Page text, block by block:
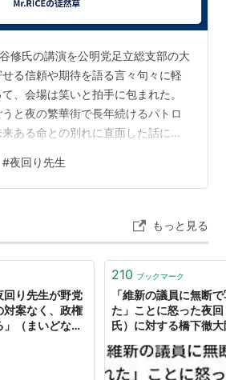
修氏の講演を公明党足立総支部の大
る信頼や期待を語る言々句々に軽
、会場は笑いと拍手に包まれた。
と夜の繁華街で長年続けるパトロ
ある命との別れに直面した話に涙
だった。 公明党は「国民があって
“豊か”で“美しい”国になろうとも、
な国は幸せじゃない」と続けた。
人はいないか。その“一人”を探し出
声を聴き、…
#夜回り先生
もっと見る
回り先生が野党
案なく、政権
（まいどなニ
210 ブックマーク
「維新の議員に無断
た」ことに怒った夜
氏）に対する橋下徹